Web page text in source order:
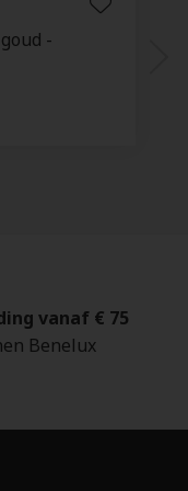
-
vanaf € 75
Benelux